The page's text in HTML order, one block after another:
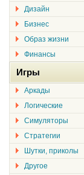
Дизайн
Бизнес
Образ жизни
Финансы
Игры
Аркады
Логические
Симуляторы
Стратегии
Шутки, приколы
Другое